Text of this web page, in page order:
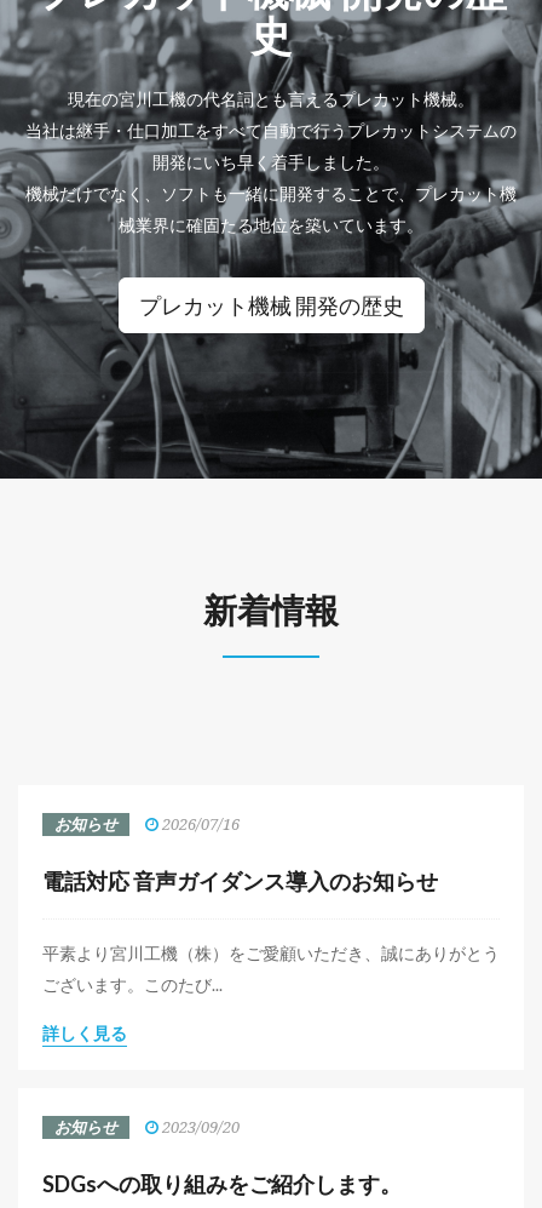
史
現在の宮川工機の代名詞とも言えるプレカット機械。
当社は継手・仕口加工をすべて自動で行うプレカットシステムの
開発にいち早く着手しました。
機械だけでなく、ソフトも一緒に開発することで、プレカット機
械業界に確固たる地位を築いています。
プレカット機械 開発の歴史
新着情報
お知らせ 2026/07/16
電話対応 音声ガイダンス導入のお知らせ
平素より宮川工機（株）をご愛顧いただき、誠にありがとう
ございます。このたび...
詳しく見る
お知らせ 2023/09/20
SDGsへの取り組みをご紹介します。